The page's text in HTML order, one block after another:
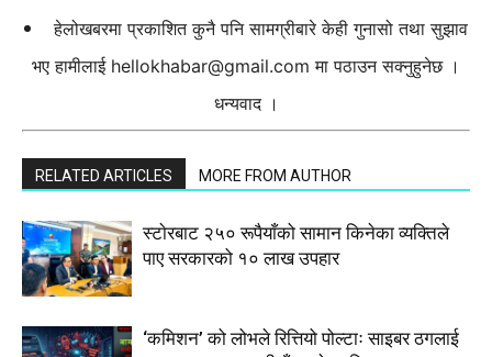
हेलोखबरमा प्रकाशित कुनै पनि सामग्रीबारे केही गुनासो तथा सुझाव
भए हामीलाई hellokhabar@gmail.com मा पठाउन सक्नुहुनेछ ।
धन्यवाद ।
RELATED ARTICLES MORE FROM AUTHOR
स्टाेरबाट २५० रूपैयाँको सामान किनेका व्यक्तिले
पाए सरकारको १० लाख उपहार
‘कमिशन’ को लोभले रित्तियो पोल्टाः साइबर ठगलाई